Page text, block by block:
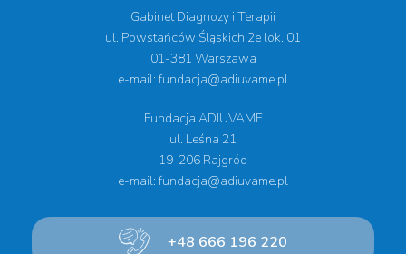
Gabinet Diagnozy i Terapii
ul. Powstańców Śląskich 2e lok. 01
01-381 Warszawa
e-mail: fundacja@adiuvame.pl
Fundacja ADIUVAME
ul. Leśna 21
19-206 Rajgród
e-mail: fundacja@adiuvame.pl
+48 666 196 220